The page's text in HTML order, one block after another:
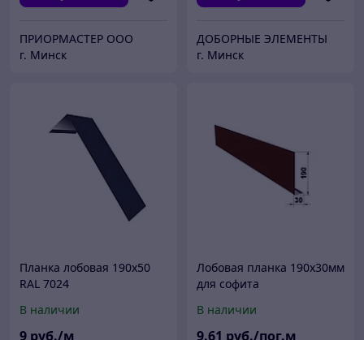
ПРИОРМАСТЕР ООО
г. Минск
ДОБОРНЫЕ ЭЛЕМЕНТЫ
г. Минск
Планка лобовая 190х50
RAL 7024
В наличии
9 руб./м
Лобовая планка 190х30мм
для софита
В наличии
9.61 руб./пог.м